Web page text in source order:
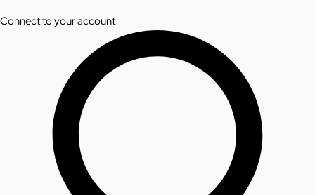
Connect to your account